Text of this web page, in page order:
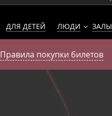
ДЛЯ ДЕТЕЙ ЛЮДИ ЗАЛЫ
Правила покупки билетов